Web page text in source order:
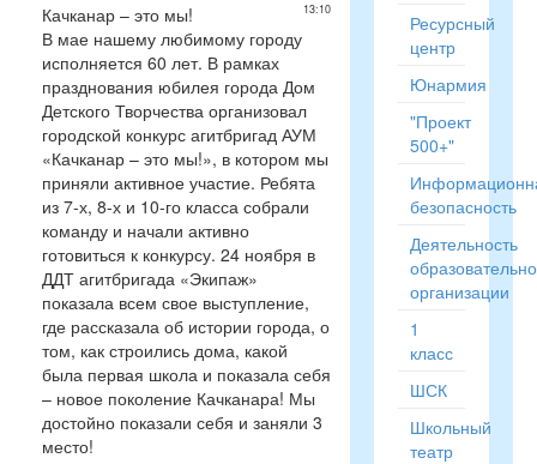
13:10
Качканар – это мы!
В мае нашему любимому городу
исполняется 60 лет. В рамках
празднования юбилея города Дом
Детского Творчества организовал
городской конкурс агитбригад АУМ
«Качканар – это мы!», в котором мы
приняли активное участие. Ребята
из 7-х, 8-х и 10-го класса собрали
команду и начали активно
готовиться к конкурсу. 24 ноября в
ДДТ агитбригада «Экипаж»
показала всем свое выступление,
где рассказала об истории города, о
том, как строились дома, какой
была первая школа и показала себя
– новое поколение Качканара! Мы
достойно показали себя и заняли 3
место!
Ресурсный
центр
Юнармия
"Проект
500+"
безопасность
Деятельность
организации
1
класс
ШСК
Школьный
театр